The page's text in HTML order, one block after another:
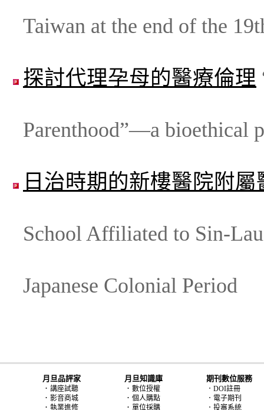
Taiwan at the end of the
探討代理孕母的醫療倫理
Parenthood”—a bioethical
日治時期的新樓醫院附屬
School Affiliated to Sin-
Japanese Colonial Period
月旦品評家
． 講座試聽
． 影音商城
． 執業進修
月旦知識庫
． 數位授權
． 個人購點
． 單位採購
期刊數位服務
．DOI註冊
．電子期刊
．投審系統